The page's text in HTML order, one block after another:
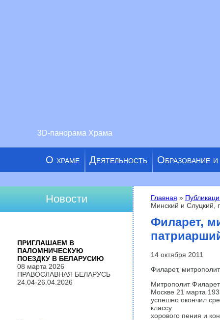
3D-панорама Храма
О храме Деятельность Образование
Вы здесь
Главная »
Минский и Слуцкий,
Филарет,
14 октября 2011
Филарет,
Митрополит
Москве 21 марта
успешно окончил
классу
хорового пения и
Новости
ПРИГЛАШАЕМ В
ПАЛОМНИЧЕСКУЮ
ПОЕЗДКУ В БЕЛАРУСИЮ
08 марта 2026
ПРАВОСЛАВНАЯ БЕЛАРУСЬ
24.04-26.04.2026